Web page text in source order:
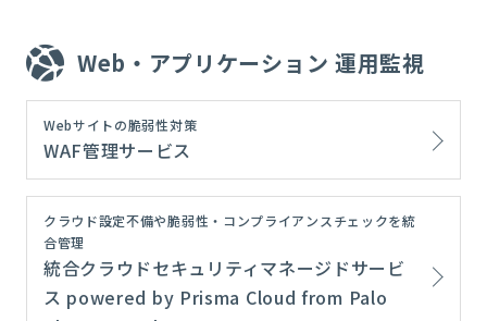
Web・アプリケーション 運用監視
Webサイトの脆弱性対策
WAF管理サービス
クラウド設定不備や脆弱性・コンプライアンスチェックを統
合管理
統合クラウドセキュリティマネージドサービ
ス powered by Prisma Cloud from Palo